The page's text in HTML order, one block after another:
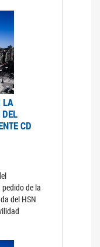
LA
CD
pedido de la
del HSN